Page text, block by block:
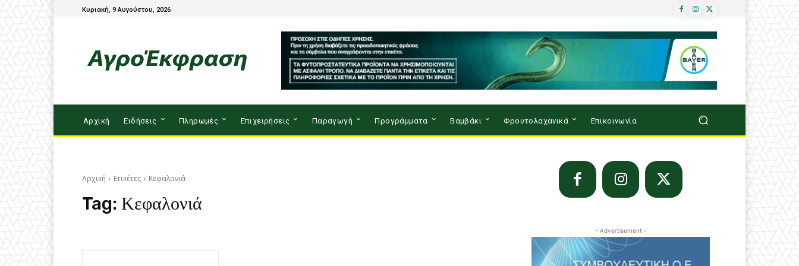
Κυριακή, 9 Αυγούστου, 2026
Αρχική Ειδήσεις Πληρωμές Επιχειρήσεις Παραγωγή Προγράμματα Βαμβάκι Φρουτολαχανικά Επικοινωνία
Αρχική Ετικέτες Κεφαλονιά
Tag: Κεφαλονιά
- Advertisement -